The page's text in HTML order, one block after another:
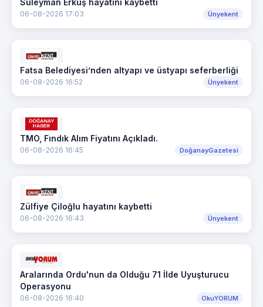
Süleyman Erkuş hayatını kaybetti
06-08-2026 17:03 Ünyekent
Fatsa Belediyesi’nden altyapı ve üstyapı seferberliği
06-08-2026 16:52 Ünyekent
TMO, Fındık Alım Fiyatını Açıkladı.
06-08-2026 16:45 DoğanayGazetesi
Zülfiye Çiloğlu hayatını kaybetti
06-08-2026 16:43 Ünyekent
Aralarında Ordu'nun da Olduğu 71 İlde Uyuşturucu
Operasyonu
06-08-2026 16:40 OkuYORUM